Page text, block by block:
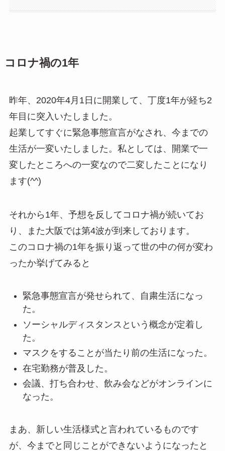
コロナ禍の1年
昨年、2020年4月1日に開業して、丁度1年が経ち2
年目に突入いたしました。
起業してすぐに緊急事態宣言がなされ、今までの
生活が一変いたしました。私としては、開業で一
変したところへの一変なので二変したことになり
ます(^^)
それから1年、予想を反してコロナ禍が続いてお
り、また大阪では第4波が到来しております。
このコロナ禍の1年を振り返って世の中の何が変わ
ったか挙げてみると
緊急事態宣言が発せられて、自粛生活になっ
た。
ソーシャルディスタンスという概念が定着し
た。
マスクをすることが当たり前の生活になった。
在宅勤務が普及した。
会議、打ち合わせ、飲み会などがオンラインに
なった。
まあ、新しい生活様式と言われているものです
が、今までと同じことができないようになったと